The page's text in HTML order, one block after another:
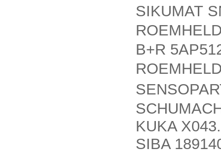
SIKUMAT
B+R
KUKA
SIBA